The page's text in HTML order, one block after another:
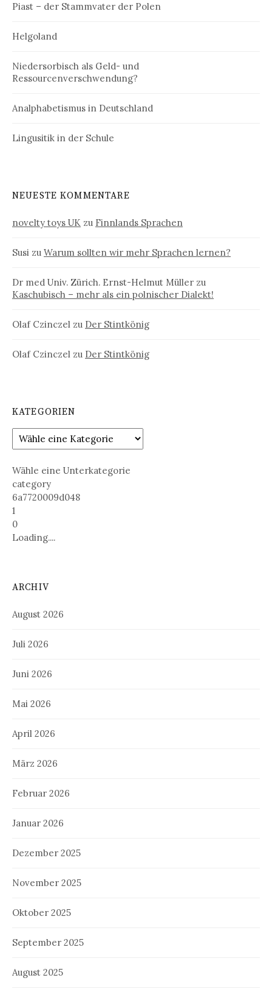
Piast – der Stammvater der Polen
Helgoland
Niedersorbisch als Geld- und
Ressourcenverschwendung?
Analphabetismus in Deutschland
Lingusitik in der Schule
NEUESTE KOMMENTARE
novelty toys UK zu Finnlands Sprachen
Susi zu Warum sollten wir mehr Sprachen lernen?
Dr med Univ. Zürich. Ernst-Helmut Müller zu
Kaschubisch – mehr als ein polnischer Dialekt!
Olaf Czinczel zu Der Stintkönig
Olaf Czinczel zu Der Stintkönig
KATEGORIEN
Wähle eine Unterkategorie
category
6a7720009d048
1
0
Loading....
ARCHIV
August 2026
Juli 2026
Juni 2026
Mai 2026
April 2026
März 2026
Februar 2026
Januar 2026
Dezember 2025
November 2025
Oktober 2025
September 2025
August 2025